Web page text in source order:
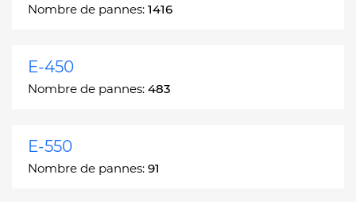
Nombre de pannes: 1416
E-450
Nombre de pannes: 483
E-550
Nombre de pannes: 91